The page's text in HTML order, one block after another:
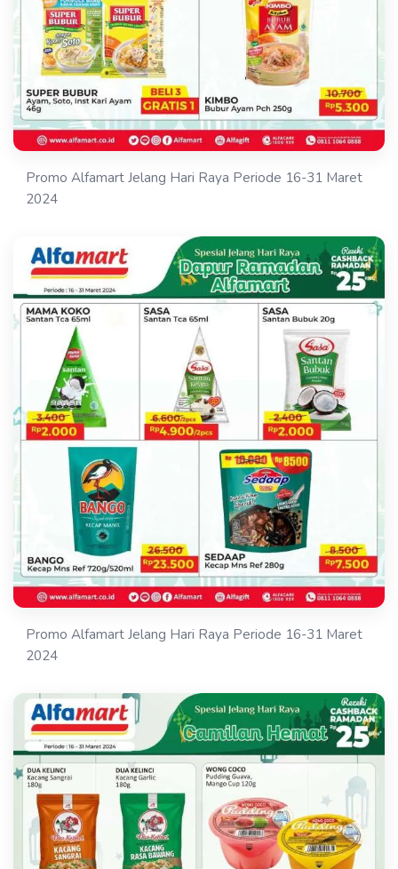
Promo Alfamart Jelang Hari Raya Periode 16-31 Maret
2024
Promo Alfamart Jelang Hari Raya Periode 16-31 Maret
2024